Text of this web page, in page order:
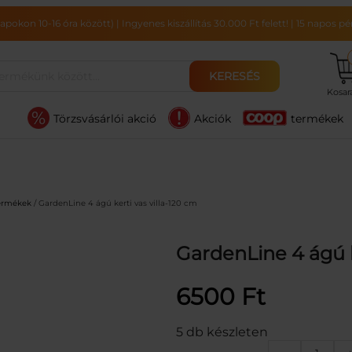
10-16 óra között) | Ingyenes kiszállítás 30.000 Ft felett! | 15 napos
KERESÉS
Törzsvásárlói akció Akciók termékek
/ GardenLine 4 ágú kerti vas villa-120 cm
GardenLine 4 ágú
6500 Ft
5 db készleten
G